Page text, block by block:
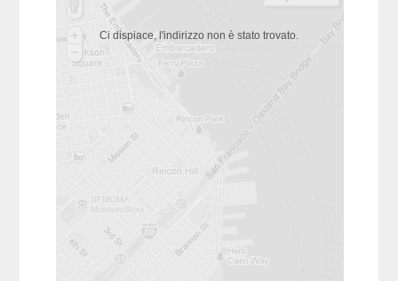
Ci dispiace, l'indirizzo non è stato trovato.